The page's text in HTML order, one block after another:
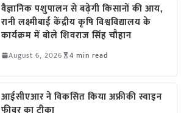
वैज्ञानिक पशुपालन से बढ़ेगी किसानों की आय,
रानी लक्ष्मीबाई केंद्रीय कृषि विश्वविद्यालय के
कार्यक्रम में बोले शिवराज सिंह चौहान
August 6, 2026 4 min read
आईसीएआर ने विकसित किया अफ्रीकी स्वाइन